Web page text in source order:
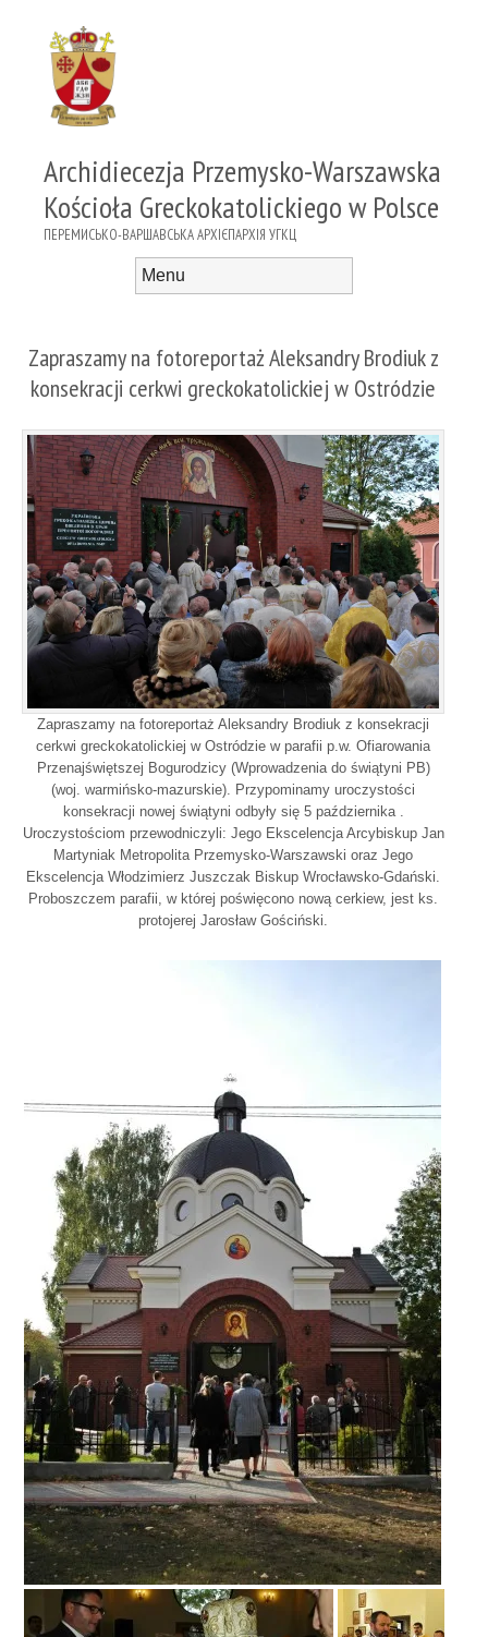
Archidiecezja Przemysko-Warszawska
Kościoła Greckokatolickiego w Polsce
ПЕРЕМИСЬКО-ВАРШАВСЬКА АРХІЄПАРХІЯ УГКЦ
Zapraszamy na fotoreportaż Aleksandry Brodiuk z
konsekracji cerkwi greckokatolickiej w Ostródzie
Zapraszamy na fotoreportaż Aleksandry Brodiuk z konsekracji
cerkwi greckokatolickiej w Ostródzie w parafii p.w. Ofiarowania
Przenajświętszej Bogurodzicy (Wprowadzenia do świątyni PB)
(woj. warmińsko-mazurskie). Przypominamy uroczystości
konsekracji nowej świątyni odbyły się 5 października .
Uroczystościom przewodniczyli: Jego Ekscelencja Arcybiskup Jan
Martyniak Metropolita Przemysko-Warszawski oraz Jego
Ekscelencja Włodzimierz Juszczak Biskup Wrocławsko-Gdański.
Proboszczem parafii, w której poświęcono nową cerkiew, jest ks.
protojerej Jarosław Gościński.